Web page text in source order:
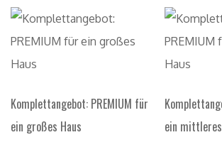
Komplettangebot: PREMIUM für
ein großes Haus
ein